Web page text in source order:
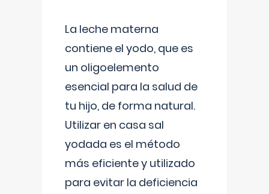
La leche materna
contiene el yodo, que es
un oligoelemento
esencial para la salud de
tu hijo, de forma natural.
Utilizar en casa sal
yodada es el método
más eficiente y utilizado
para evitar la deficiencia